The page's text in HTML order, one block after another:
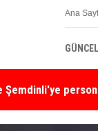
Ana
GÜNCEL
Yangınlara